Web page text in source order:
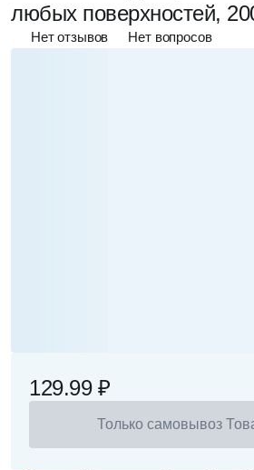
любых поверхностей,
Нет отзывов Нет вопросов
129.99 ₽
Только самовывоз